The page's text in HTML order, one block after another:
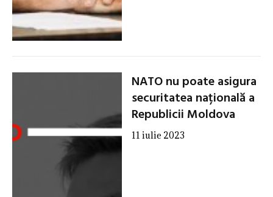
NATO nu poate asigura
securitatea națională a
Republicii Moldova
11 iulie 2023